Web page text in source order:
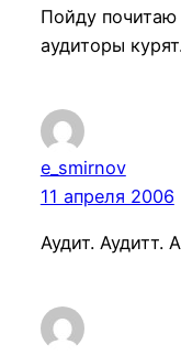
Пойду почитаю
аудиторы курят.
e_smirnov
11 апреля 2006
Аудит. Аудитт.